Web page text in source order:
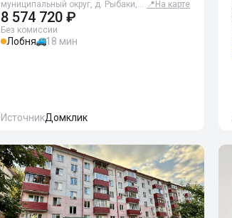
муниципальный округ, д. Рыбаки,… 📍 На карте
8 574 720 ₽
Без комиссии
Лобня 18 мин
ИсточникДомклик